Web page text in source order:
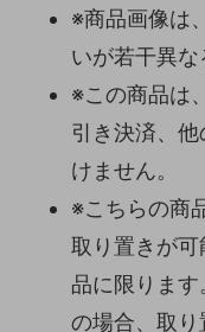
※商品画像は
いが若干異な
※この商品は
引き決済、
けません。
※こちらの商
取り置きが
品に限りま
の場合、取